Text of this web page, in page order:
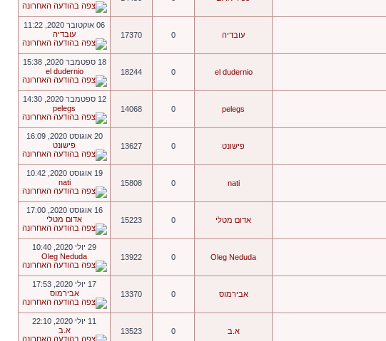
עובדיה 0
17370
06 אוקטובר 2020, 11:22
עובדיה
el dudernio
0
18244
18 ספטמבר 2020, 15:38
el dudernio
pelegs
0
14068
12 ספטמבר 2020, 14:30
pelegs
פישונט 0
13627
20 אוגוסט 2020, 16:09
פישונט
nati
0
15808
19 אוגוסט 2020, 10:42
nati
אדום מטלי 0
15223
16 אוגוסט 2020, 17:00
אדום מטלי
Oleg Neduda
0
13922
29 יולי 2020, 10:40
Oleg Neduda
אבירמוס 0
13370
17 יולי 2020, 17:53
אבירמוס
א.ב 0
13523
11 יולי 2020, 22:10
א.ב